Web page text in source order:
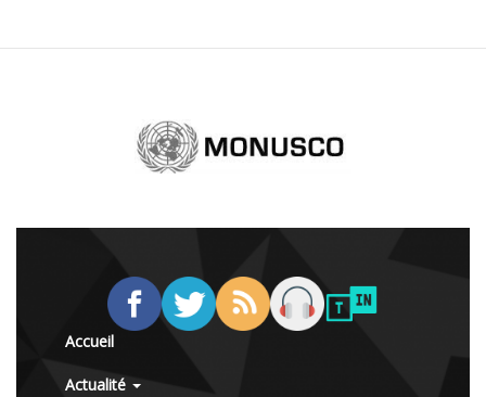
Accueil
Actualité